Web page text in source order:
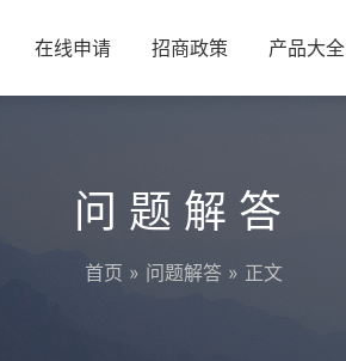
在线申请 招商政策 产品大全
问题解答
首页 » 问题解答 » 正文